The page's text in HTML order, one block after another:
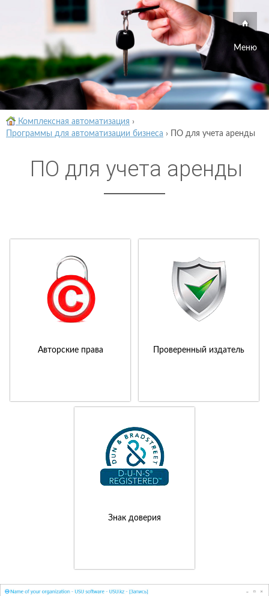
Меню
Комплексная автоматизация ›
Программы для автоматизации бизнеса › ПО для учета аренды
ПО для учета аренды
Авторские права Проверенный издатель
Знак доверия